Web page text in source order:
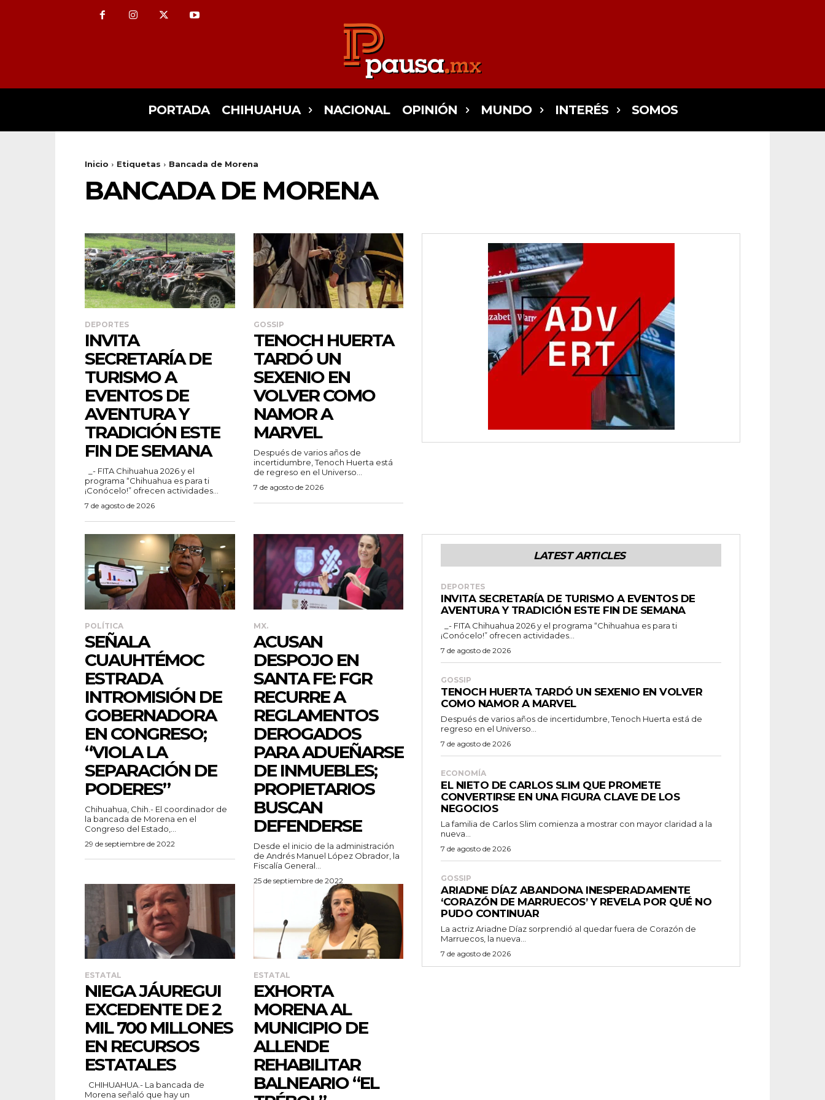
PORTADA CHIHUAHUA NACIONAL OPINIÓN MUNDO INTERÉS SOMOS
Inicio Etiquetas Bancada de Morena
BANCADA DE MORENA
DEPORTES
INVITA
SECRETARÍA DE
TURISMO A
EVENTOS DE
AVENTURA Y
TRADICIÓN ESTE
FIN DE SEMANA
programa “Chihuahua es para ti
¡Conócelo!” ofrecen actividades...
7 de agosto de 2026
GOSSIP
TENOCH HUERTA
TARDÓ UN
SEXENIO EN
VOLVER COMO
NAMOR A
MARVEL
Después de varios años de
incertidumbre, Tenoch Huerta está
de regreso en el Universo...
7 de agosto de 2026
POLÍTICA
SEÑALA
CUAUHTÉMOC
ESTRADA
INTROMISIÓN DE
GOBERNADORA
EN CONGRESO;
“VIOLA LA
SEPARACIÓN DE
PODERES”
Chihuahua, Chih.- El coordinador de
la bancada de Morena en el
Congreso del Estado,...
29 de septiembre de 2022
MX.
ACUSAN
DESPOJO EN
SANTA FE: FGR
RECURRE A
REGLAMENTOS
DEROGADOS
PARA ADUEÑARSE
DE INMUEBLES;
PROPIETARIOS
BUSCAN
DEFENDERSE
Desde el inicio de la administración
de Andrés Manuel López Obrador, la
Fiscalía General...
25 de septiembre de 2022
ESTATAL
NIEGA JÁUREGUI
EXCEDENTE DE 2
MIL 700 MILLONES
EN RECURSOS
ESTATALES
Morena señaló que hay un
ESTATAL
EXHORTA
MORENA AL
MUNICIPIO DE
ALLENDE
REHABILITAR
BALNEARIO “EL
LATEST ARTICLES
DEPORTES
INVITA SECRETARÍA DE TURISMO A EVENTOS DE
AVENTURA Y TRADICIÓN ESTE FIN DE SEMANA
¡Conócelo!” ofrecen actividades...
7 de agosto de 2026
GOSSIP
TENOCH HUERTA TARDÓ UN SEXENIO EN VOLVER
COMO NAMOR A MARVEL
Después de varios años de incertidumbre, Tenoch Huerta está de
regreso en el Universo...
7 de agosto de 2026
ECONOMÍA
EL NIETO DE CARLOS SLIM QUE PROMETE
CONVERTIRSE EN UNA FIGURA CLAVE DE LOS
NEGOCIOS
La familia de Carlos Slim comienza a mostrar con mayor claridad a la
nueva...
7 de agosto de 2026
GOSSIP
ARIADNE DÍAZ ABANDONA INESPERADAMENTE
‘CORAZÓN DE MARRUECOS’ Y REVELA POR QUÉ NO
PUDO CONTINUAR
La actriz Ariadne Díaz sorprendió al quedar fuera de Corazón de
Marruecos, la nueva...
7 de agosto de 2026